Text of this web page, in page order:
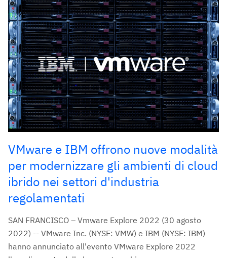
VMware e IBM offrono nuove modalità
per modernizzare gli ambienti di cloud
ibrido nei settori d'industria
regolamentati
SAN FRANCISCO – Vmware Explore 2022 (30 agosto
2022) -- VMware Inc. (NYSE: VMW) e IBM (NYSE: IBM)
hanno annunciato all'evento VMware Explore 2022